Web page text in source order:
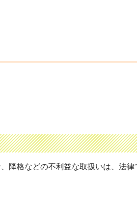
降格などの不利益な取扱いは、法律